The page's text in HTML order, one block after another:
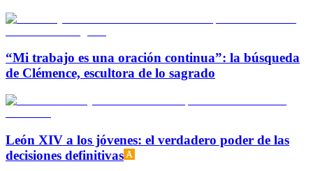
“Mi trabajo es una oración continua”: la búsqueda
de Clémence, escultora de lo sagrado
León XIV a los jóvenes: el verdadero poder de las
decisiones definitivas